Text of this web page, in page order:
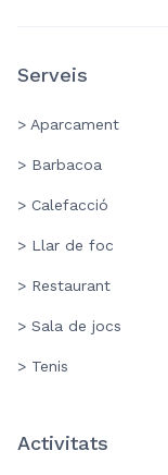
Serveis
> Aparcament
> Barbacoa
> Calefacció
> Llar de foc
> Restaurant
> Sala de jocs
> Tenis
Activitats